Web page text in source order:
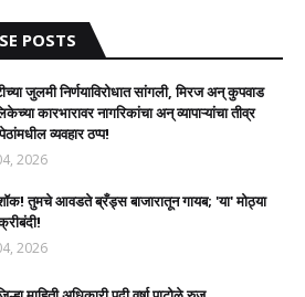
POSTS
जुलमी निर्णयाविरोधात सांगली, मिरज अन् कुपवाड
कारभारावर नागरिकांचा अन् व्यापाऱ्यांचा तीव्र
व्यवहार ठप्प!​
2026
तुमचे आवडते ब्रँड्स बाजारातून गायब; 'या' मोठ्या
2026